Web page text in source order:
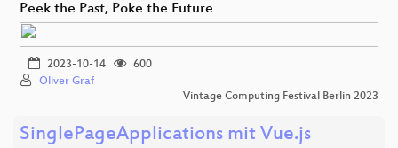
Peek the Past, Poke the Future
2023-10-14
600
Oliver Graf
Vintage Computing Festival Berlin 2023
SinglePageApplications mit Vue.js